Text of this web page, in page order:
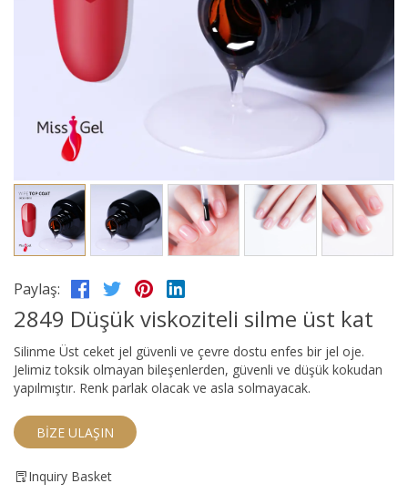
Paylaş:
2849 Düşük viskoziteli silme üst kat
Silinme Üst ceket jel güvenli ve çevre dostu enfes bir jel oje.
Jelimiz toksik olmayan bileşenlerden, güvenli ve düşük kokudan
yapılmıştır. Renk parlak olacak ve asla solmayacak.
BIZE ULAŞIN
Inquiry Basket